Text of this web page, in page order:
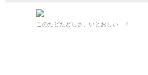
このたどたどしさ、いとおしい…！